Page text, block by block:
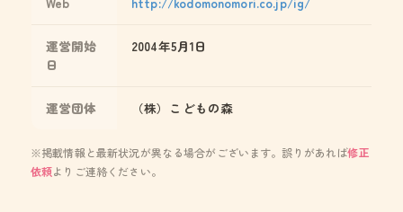
運営開始
日
2004年5月1日
運営団体 （株）こどもの森
※掲載情報と最新状況が異なる場合がございます。誤りがあれば修正
依頼よりご連絡ください。